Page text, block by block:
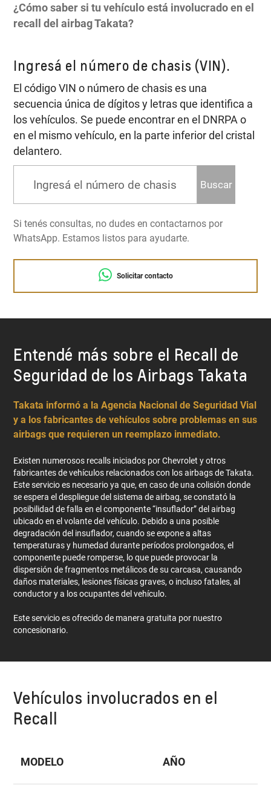
¿Cómo saber si tu vehículo está involucrado en el
recall del airbag Takata?
Ingresá el número de chasis (VIN).
El código VIN o número de chasis es una
secuencia única de dígitos y letras que identifica a
los vehículos. Se puede encontrar en el DNRPA o
en el mismo vehículo, en la parte inferior del cristal
delantero.
Buscar
Si tenés consultas, no dudes en contactarnos por
WhatsApp. Estamos listos para ayudarte.
Solicitar contacto
Entendé más sobre el Recall de
Seguridad de los Airbags Takata
Takata informó a la Agencia Nacional de Seguridad Vial
y a los fabricantes de vehículos sobre problemas en sus
airbags que requieren un reemplazo inmediato.
Existen numerosos recalls iniciados por Chevrolet y otros
fabricantes de vehículos relacionados con los airbags de Takata.
Este servicio es necesario ya que, en caso de una colisión donde
se espera el despliegue del sistema de airbag, se constató la
posibilidad de falla en el componente “insuflador” del airbag
ubicado en el volante del vehículo. Debido a una posible
degradación del insuflador, cuando se expone a altas
temperaturas y humedad durante períodos prolongados, el
componente puede romperse, lo que puede provocar la
dispersión de fragmentos metálicos de su carcasa, causando
daños materiales, lesiones físicas graves, o incluso fatales, al
conductor y a los ocupantes del vehículo.
Este servicio es ofrecido de manera gratuita por nuestro
concesionario.
Vehículos involucrados en el
Recall
MODELO AÑO